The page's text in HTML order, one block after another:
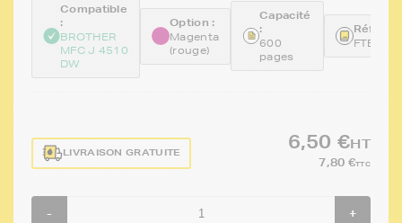
Compatible
:
BROTHER
MFC J 4510
DW
Option :
Magenta
(rouge)
Capacité
:
600
pages
LIVRAISON GRATUITE
6,50 €HT
7,80 €TTC
- +